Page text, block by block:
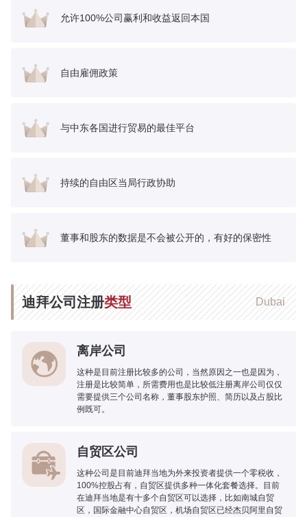
允许100%公司赢利和收益返回本国
自由雇佣政策
与中东各国进行贸易的最佳平台
持续的自由区当局行政协助
董事和股东的数据是不会被公开的，有好的保密性
迪拜公司注册类型 Dubai
离岸公司
这种是目前注册比较多的公司，当然原因之一也是因为，
注册是比较简单，所需费用也是比较低注册离岸公司仅仅
需要提供三个公司名称，董事股东护照、简历以及占股比
例既可。
自贸区公司
这种公司是目前迪拜当地为外来投资者提供一个零税收，
100%控股占有，自贸区提供多种一体化套餐选择。目前
在迪拜当地是有十多个自贸区可以选择，比如南城自贸
区，国际金融中心自贸区，机场自贸区已经杰贝阿里自贸